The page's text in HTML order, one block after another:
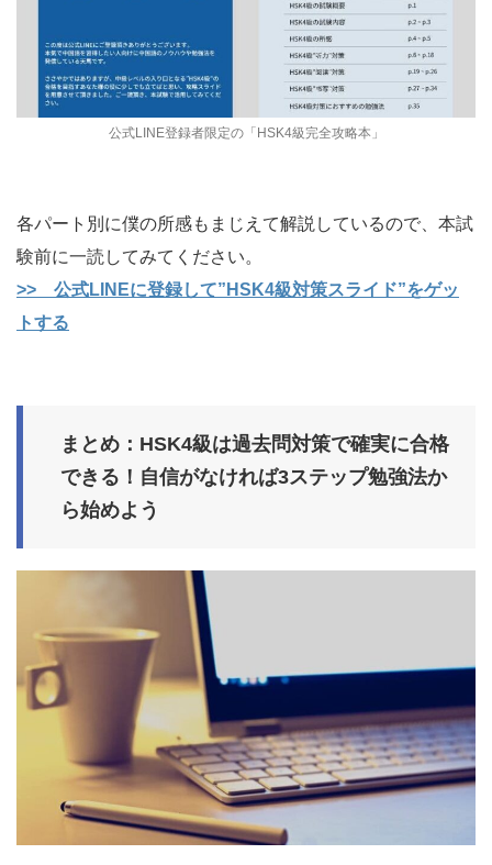
公式LINE登録者限定の「HSK4級完全攻略本」
各パート別に僕の所感もまじえて解説しているので、本試
験前に一読してみてください。
>> 公式LINEに登録して”HSK4級対策スライド”をゲッ
トする
まとめ：HSK4級は過去問対策で確実に合格
できる！自信がなければ3ステップ勉強法か
ら始めよう